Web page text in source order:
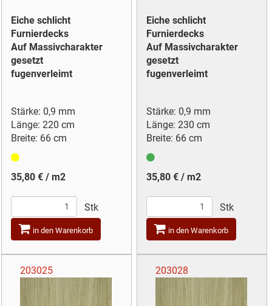
Eiche schlicht
Furnierdecks
Auf Massivcharakter
gesetzt
fugenverleimt
Stärke: 0,9 mm
Länge: 220 cm
Breite: 66 cm
35,80 € / m2
Stk
in den Warenkorb
Eiche schlicht
Furnierdecks
Auf Massivcharakter
gesetzt
fugenverleimt
Stärke: 0,9 mm
Länge: 230 cm
Breite: 66 cm
35,80 € / m2
Stk
in den Warenkorb
203025 203028